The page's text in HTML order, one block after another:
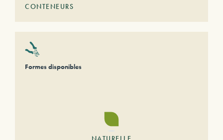
CONTENEURS
Formes disponibles